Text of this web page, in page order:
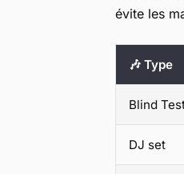
évite les
🎶 Type
Blind
DJ set